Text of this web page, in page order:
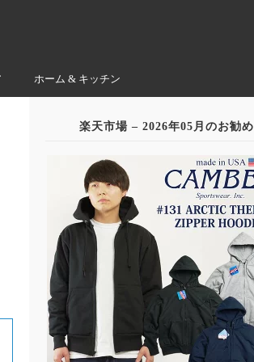
ホーム & キッチン
楽天市場 – 2026年05月のお勧め